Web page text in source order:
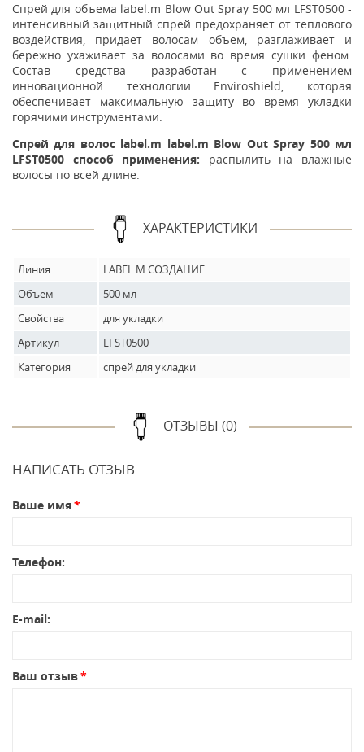
Спрей для объема label.m Blow Out Spray 500 мл LFST0500 -
интенсивный защитный спрей предохраняет от теплового
воздействия, придает волосам объем, разглаживает и
бережно ухаживает за волосами во время сушки феном.
Состав средства разработан с применением
инновационной технологии Enviroshield, которая
обеспечивает максимальную защиту во время укладки
горячими инструментами.
Спрей для волос label.m label.m Blow Out Spray 500 мл
LFST0500 способ применения: распылить на влажные
волосы по всей длине.
ХАРАКТЕРИСТИКИ
Линия
LABEL.M СОЗДАНИЕ
Объем
500 мл
Свойства
для укладки
Артикул
LFST0500
Категория
спрей для укладки
ОТЗЫВЫ (0)
НАПИСАТЬ ОТЗЫВ
Ваше имя
Телефон:
E-mail:
Ваш отзыв